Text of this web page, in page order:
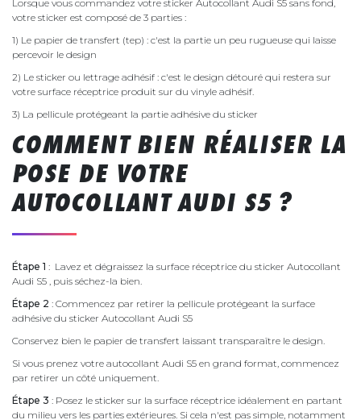
Lorsque vous commandez votre sticker Autocollant Audi S5 sans fond,
votre sticker est composé de 3 parties :
1) Le papier de transfert (tep) : c'est la partie un peu rugueuse qui laisse
percevoir le design
2) Le sticker ou lettrage adhésif : c'est le design détouré qui restera sur
votre surface réceptrice produit sur du vinyle adhésif.
3) La pellicule protégeant la partie adhésive du sticker
COMMENT BIEN RÉALISER LA
POSE DE VOTRE
AUTOCOLLANT AUDI S5 ?
Étape 1 : Lavez et dégraissez la surface réceptrice du sticker Autocollant
Audi S5 , puis séchez-la bien.
Étape 2 : Commencez par retirer la pellicule protégeant la surface
adhésive du sticker Autocollant Audi S5
Conservez bien le papier de transfert laissant transparaître le design.
Si vous prenez votre autocollant Audi S5 en grand format, commencez
par retirer un côté uniquement.
Étape 3 : Posez le sticker sur la surface réceptrice idéalement en partant
du milieu vers les parties extérieures. Si cela n'est pas simple, notamment